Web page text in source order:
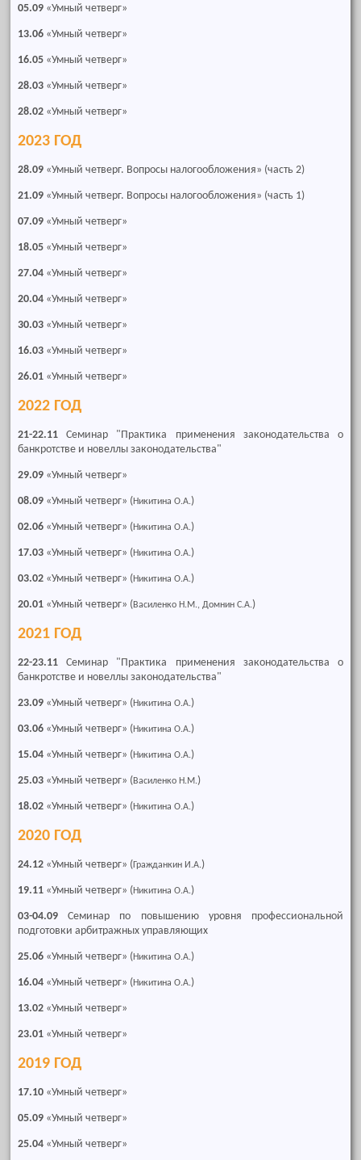
05.09 «Умный четверг»
13.06 «Умный четверг»
16.05 «Умный четверг»
28.03 «Умный четверг»
28.02 «Умный четверг»
2023 ГОД
28.09 «Умный четверг. Вопросы налогообложения» (часть 2)
21.09 «Умный четверг. Вопросы налогообложения» (часть 1)
07.09 «Умный четверг»
18.05 «Умный четверг»
27.04 «Умный четверг»
20.04 «Умный четверг»
30.03 «Умный четверг»
16.03 «Умный четверг»
26.01 «Умный четверг»
2022 ГОД
21-22.11 Семинар "Практика применения законодательства о
банкротстве и новеллы законодательства"
29.09 «Умный четверг»
08.09 «Умный четверг» (Никитина О.А.)
02.06 «Умный четверг» (Никитина О.А.)
17.03 «Умный четверг» (Никитина О.А.)
03.02 «Умный четверг» (Никитина О.А.)
20.01 «Умный четверг» (Василенко Н.М., Домнин С.А.)
2021 ГОД
22-23.11 Семинар "Практика применения законодательства о
банкротстве и новеллы законодательства"
23.09 «Умный четверг» (Никитина О.А.)
03.06 «Умный четверг» (Никитина О.А.)
15.04 «Умный четверг» (Никитина О.А.)
25.03 «Умный четверг» (Василенко Н.М.)
18.02 «Умный четверг» (Никитина О.А.)
2020 ГОД
24.12 «Умный четверг» (Гражданкин И.А.)
19.11 «Умный четверг» (Никитина О.А.)
03-04.09 Семинар по повышению уровня профессиональной
подготовки арбитражных управляющих
25.06 «Умный четверг» (Никитина О.А.)
16.04 «Умный четверг» (Никитина О.А.)
13.02 «Умный четверг»
23.01 «Умный четверг»
2019 ГОД
17.10 «Умный четверг»
05.09 «Умный четверг»
25.04 «Умный четверг»